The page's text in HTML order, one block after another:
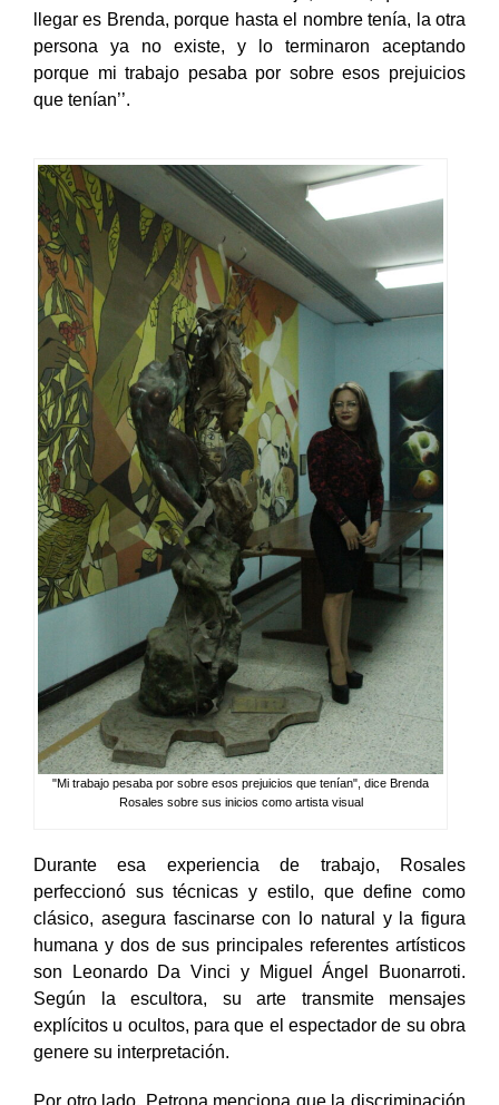
aclarar sus condiciones: ‘’Les dije, bueno, quien va a
llegar es Brenda, porque hasta el nombre tenía, la otra
persona ya no existe, y lo terminaron aceptando
porque mi trabajo pesaba por sobre esos prejuicios
"Mi trabajo pesaba por sobre esos prejuicios que tenían", dice Brenda
Durante esa experiencia de trabajo, Rosales
perfeccionó sus técnicas y estilo, que define como
clásico, asegura fascinarse con lo natural y la figura
humana y dos de sus principales referentes artísticos
son Leonardo Da Vinci y Miguel Ángel Buonarroti.
Según la escultora, su arte transmite mensajes
explícitos u ocultos, para que el espectador de su obra